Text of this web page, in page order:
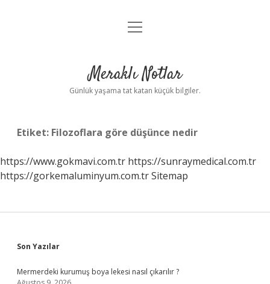
Anasayfa
Yasal Uyarı
menüyü
Meraklı Notlar
Günlük yaşama tat katan küçük bilgiler.
Etiket: Filozoflara göre düşünce nedir
https://www.gokmavi.com.tr https://sunraymedical.com.tr
https://gorkemaluminyum.com.trSitemap
Sidebar
Son Yazılar
Mermerdeki kurumuş boya lekesi nasıl çıkarılır ?